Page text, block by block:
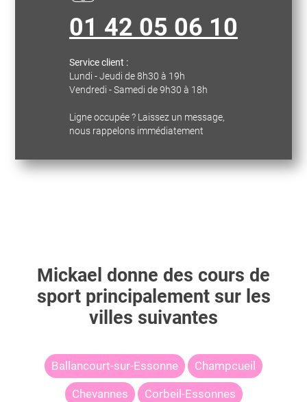
01 42 05 06 10
Service client :
Lundi - Jeudi de 8h30 à 19h
Vendredi - Samedi de 9h30 à 18h
Ligne occupée ? Laissez un message,
nous rappelons immédiatement
Mickael donne des cours de
sport principalement sur les
villes suivantes
Ballancourt-sur-Essonne Champcueil
Chevannes Corbeil-Essonnes